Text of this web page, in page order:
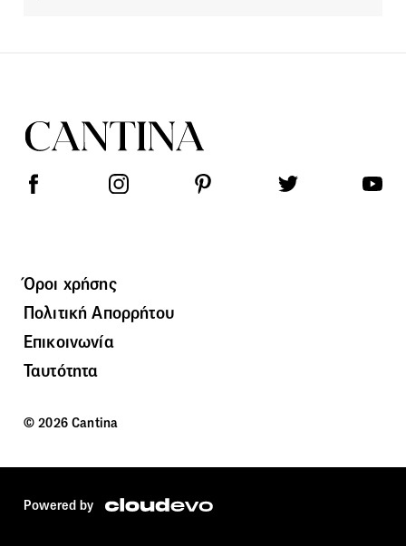
Όροι χρήσης
Πολιτική Απορρήτου
Επικοινωνία
Ταυτότητα
© 2026 Cantina
Powered by